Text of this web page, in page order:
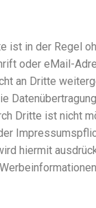
ist in der Regel
oder eMail-
an Dritte
Dritte ist nicht
hiermit